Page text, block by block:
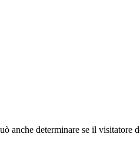
anche determinare se il visitatore